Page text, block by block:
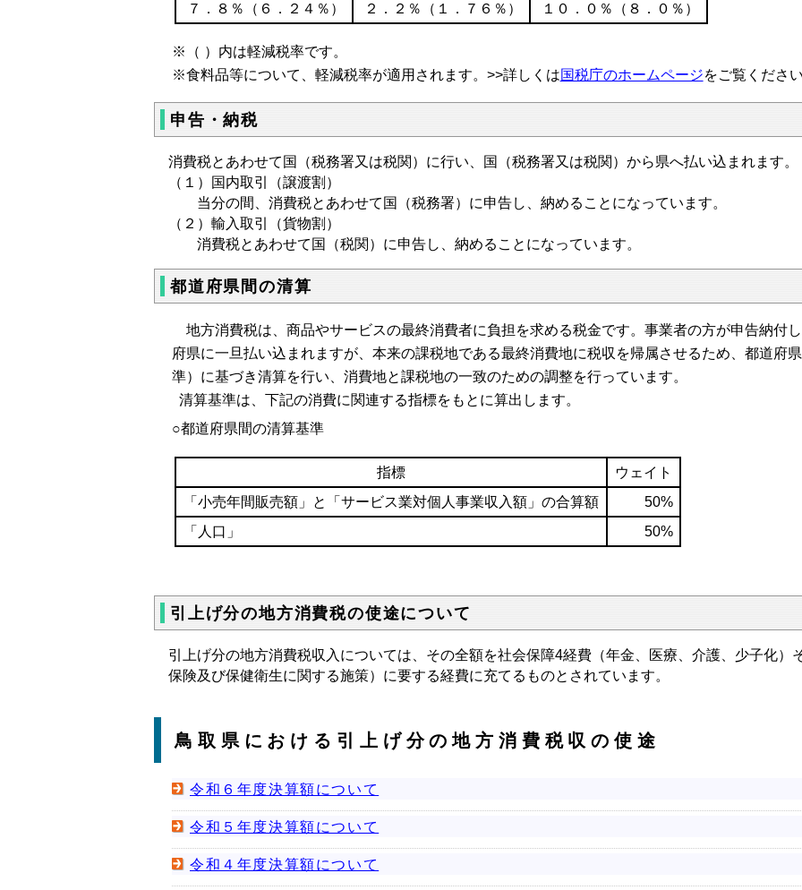
７．８％（６．２４％） ２．２％（１．７６％） １０．０％（８．０％）
※（ ）内は軽減税率です。
※食料品等について、軽減税率が適用されます。>>詳しくは国税庁のホームページをご覧くださ
申告・納税
消費税とあわせて国（税務署又は税関）に行い、国（税務署又は税関）から県へ払い込まれます。
（１）国内取引（譲渡割）
当分の間、消費税とあわせて国（税務署）に申告し、納めることになっています。
（２）輸入取引（貨物割）
消費税とあわせて国（税関）に申告し、納めることになっています。
都道府県間の清算
地方消費税は、商品やサービスの最終消費者に負担を求める税金です。事業者の方が申告納付
府県に一旦払い込まれますが、本来の課税地である最終消費地に税収を帰属させるため、都道府
準）に基づき清算を行い、消費地と課税地の一致のための調整を行っています。
清算基準は、下記の消費に関連する指標をもとに算出します。
○都道府県間の清算基準
指標
ウェイト
「小売年間販売額」と「サービス業対個人事業収入額」の合算額
50%
「人口」
50%
引上げ分の地方消費税の使途について
引上げ分の地方消費税収入については、その全額を社会保障4経費（年金、医療、介護、少子化）
保険及び保健衛生に関する施策）に要する経費に充てるものとされています。
鳥取県における引上げ分の地方消費税収の使途
令和６年度決算額について
令和５年度決算額について
令和４年度決算額について